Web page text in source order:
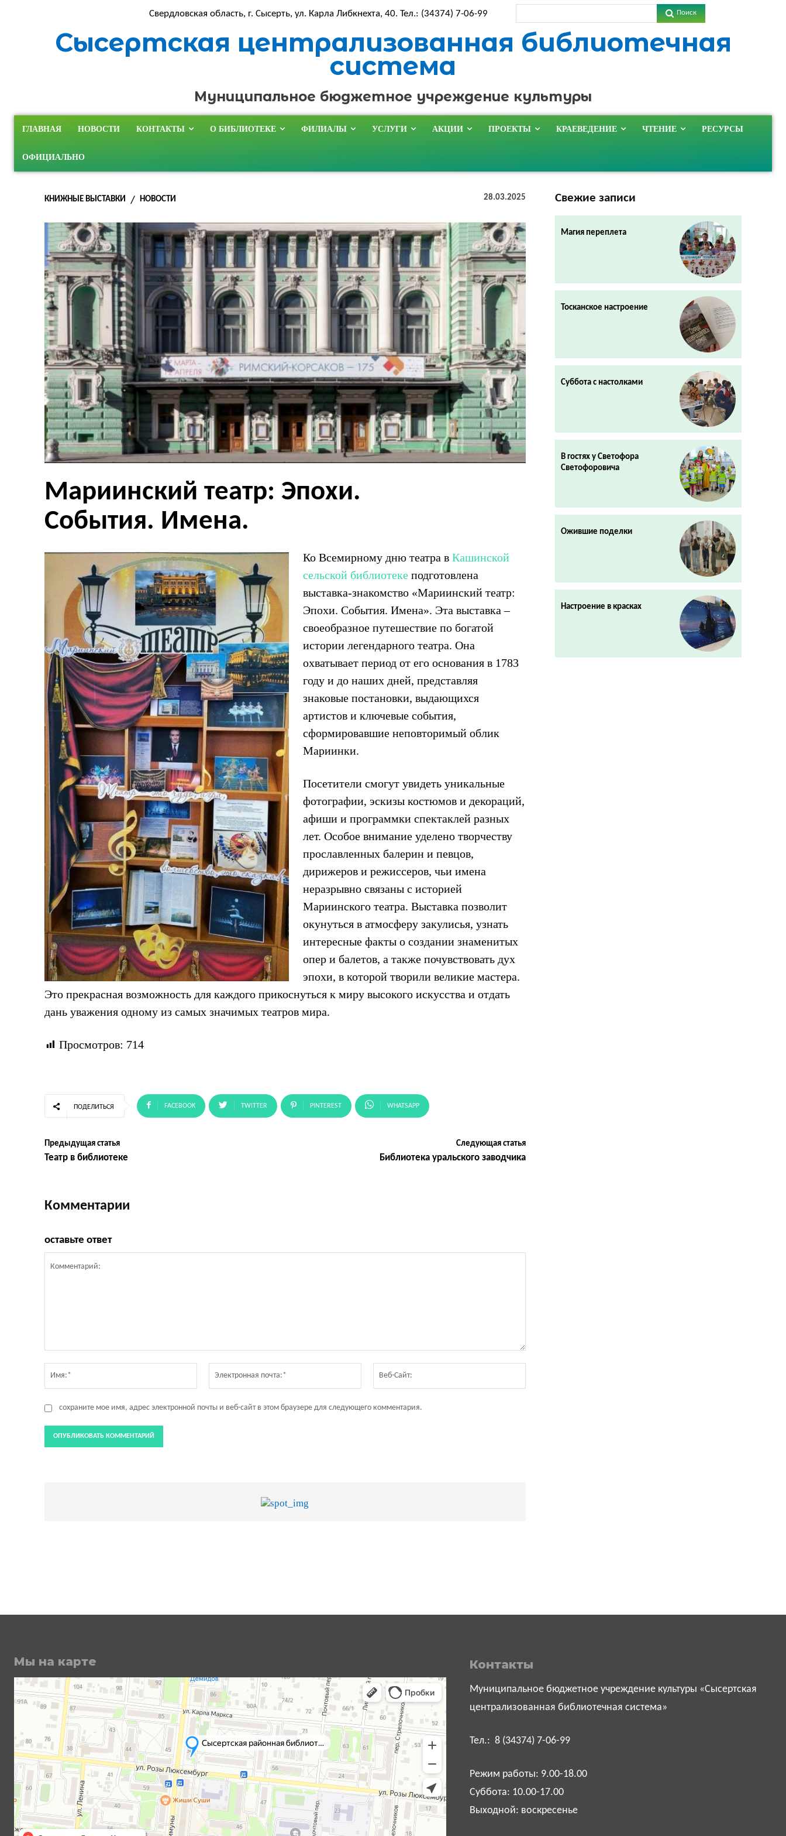
Свердловская область, г. Сысерть, ул. Карла Либкнехта, 40. Тел.: (34374) 7-06-99 Поиск
Сысертская централизованная библиотечная
система
Муниципальное бюджетное учреждение культуры
ГЛАВНАЯ НОВОСТИ КОНТАКТЫ О БИБЛИОТЕКЕ ФИЛИАЛЫ УСЛУГИ АКЦИИ ПРОЕКТЫ КРАЕВЕДЕНИЕ ЧТЕНИЕ РЕСУРСЫ
ОФИЦИАЛЬНО
КНИЖНЫЕ ВЫСТАВКИ НОВОСТИ 28.03.2025
Мариинский театр: Эпохи.
События. Имена.
Ко Всемирному дню театра в Кашинской
сельской библиотеке подготовлена
выставка-знакомство «Мариинский театр:
Эпохи. События. Имена». Эта выставка –
своеобразное путешествие по богатой
истории легендарного театра. Она
охватывает период от его основания в 1783
году и до наших дней, представляя
знаковые постановки, выдающихся
артистов и ключевые события,
сформировавшие неповторимый облик
Мариинки.
Посетители смогут увидеть уникальные
фотографии, эскизы костюмов и декораций,
афиши и программки спектаклей разных
лет. Особое внимание уделено творчеству
прославленных балерин и певцов,
дирижеров и режиссеров, чьи имена
неразрывно связаны с историей
Мариинского театра. Выставка позволит
окунуться в атмосферу закулисья, узнать
интересные факты о создании знаменитых
опер и балетов, а также почувствовать дух
эпохи, в которой творили великие мастера.
Это прекрасная возможность для каждого прикоснуться к миру высокого искусства и отдать
дань уважения одному из самых значимых театров мира.
Просмотров: 714
ПОДЕЛИТЬСЯ FACEBOOK TWITTER PINTEREST WHATSAPP
Предыдущая статья
Театр в библиотеке
Следующая статья
Библиотека уральского заводчика
Комментарии
оставьте ответ
почта:*
сохраните мое имя, адрес электронной почты и веб-сайт в этом браузере для следующего комментария.
Свежие записи
Магия переплета
Тосканское настроение
Суббота с настолками
В гостях у Светофора
Светофоровича
Ожившие поделки
Настроение в красках
Мы на карте Контакты
Муниципальное бюджетное учреждение культуры «Сысертская
централизованная библиотечная система»
Тел.: 8 (34374) 7-06-99
Режим работы: 9.00-18.00
Суббота: 10.00-17.00
Выходной: воскресенье